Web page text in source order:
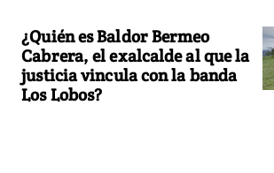
¿Quién es Baldor Bermeo
Cabrera, el exalcalde al que la
justicia vincula con la banda
Los Lobos?